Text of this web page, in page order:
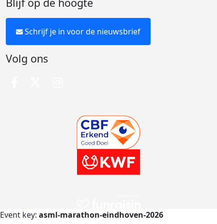
Blijf op de hoogte
Schrijf je in voor de nieuwsbrief
Volg ons
Event key: asml-marathon-eindhoven-2026